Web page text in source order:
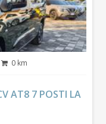
0 km
AT8 7 POSTI LA